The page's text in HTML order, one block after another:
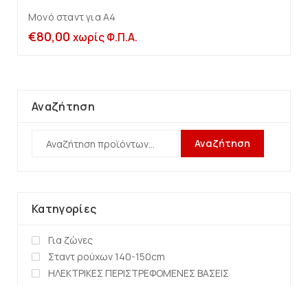
Μονό σταντ για Α4
€80,00 χωρίς Φ.Π.Α.
Αναζήτηση
Αναζήτηση
Κατηγορίες
Για ζώνες
Σταντ ρούχων 140-150cm
ΗΛΕΚΤΡΙΚΕΣ ΠΕΡΙΣΤΡΕΦΟΜΕΝΕΣ ΒΑΣΕΙΣ